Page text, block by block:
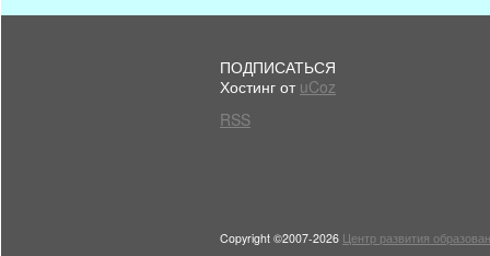
ПОДПИСАТЬСЯ
Хостинг от uCoz
RSS
Copyright ©2007-2026 Центр развития